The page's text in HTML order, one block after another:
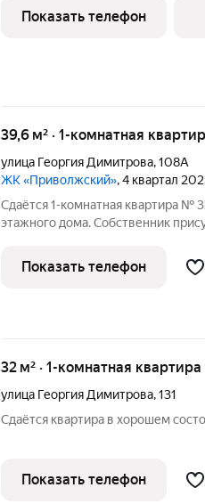
текстиль). Ищем опрятных
для нас:
Показать телефон
39,6 м² · 1-комнатная
улица Георгия Димитрова,108А
ЖК «Приволжский», 4 квартал
Сдаётся 1-комнатная квартира №
этажного дома. Собственник
оплачиваются отдельно. По
питомцев. Срок
Показать телефон
32 м² · 1-комнатная
улица Георгия Димитрова,131
Сдаётся квартира в хорошем
Показать телефон